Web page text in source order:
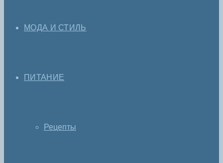
МОДА И СТИЛЬ
ПИТАНИЕ
Рецепты